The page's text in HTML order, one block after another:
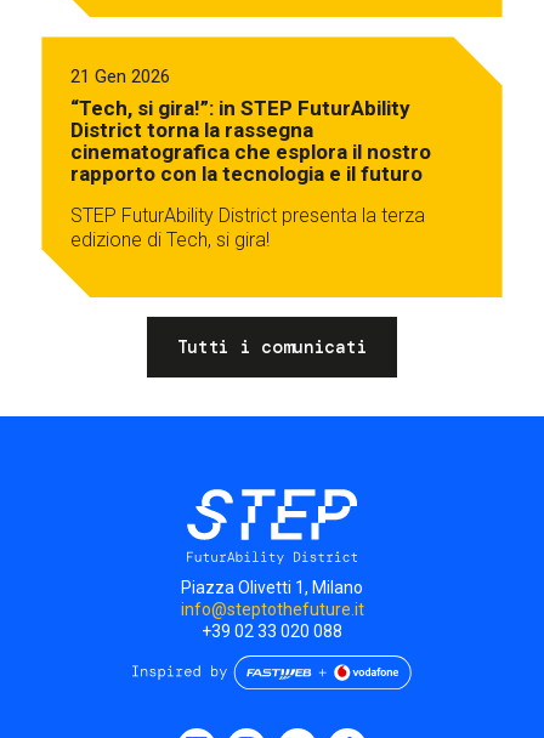
21 Gen 2026
“Tech, si gira!”: in STEP FuturAbility
District torna la rassegna
cinematografica che esplora il nostro
rapporto con la tecnologia e il futuro
STEP FuturAbility District presenta la terza
edizione di Tech, si gira!
Tutti i comunicati
Piazza Olivetti 1, Milano
info@steptothefuture.it
+39 02 33 020 088